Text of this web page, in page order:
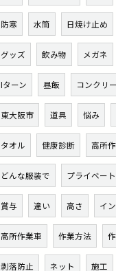
防寒 水筒 日焼け止め
グッズ 飲み物 メガネ
Iターン 昼飯 コンクリ
東大阪市 道具 悩み
タオル 健康診断 高所
どんな服装で プライベート
賞与 違い 高さ イ
高所作業車 作業方法
剥落防止 ネット 施工